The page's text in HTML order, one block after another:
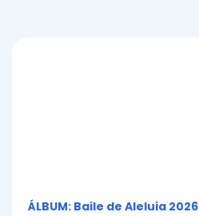
ÁLBUM: Baile de Aleluia 2026